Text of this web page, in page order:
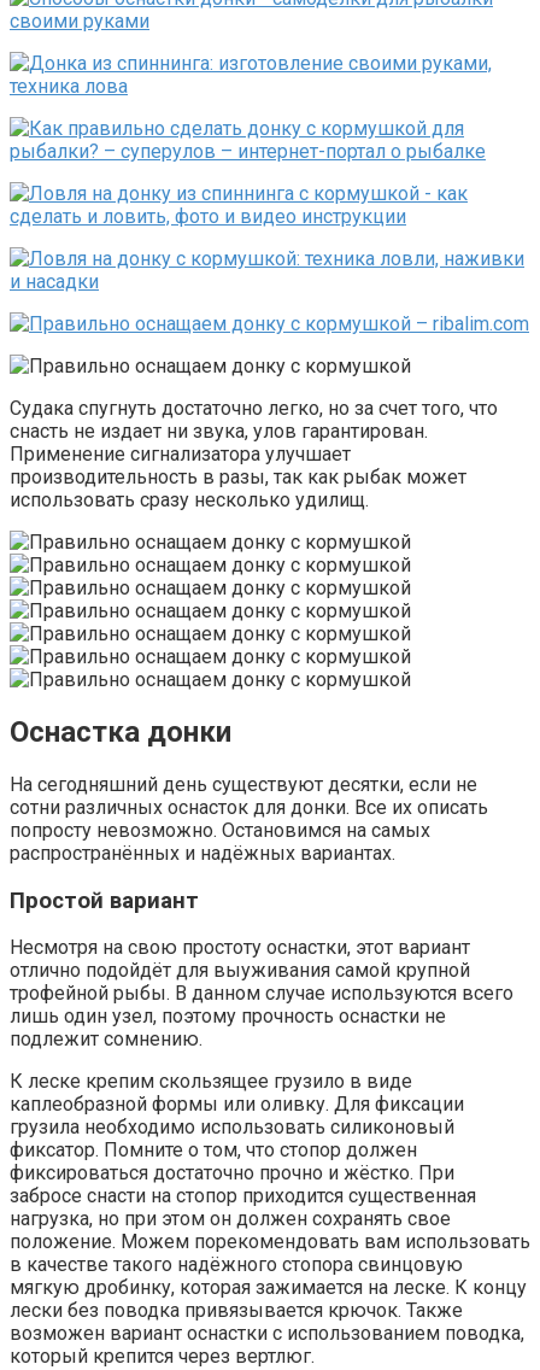
Судака спугнуть достаточно легко, но за счет того, что
снасть не издает ни звука, улов гарантирован.
Применение сигнализатора улучшает
производительность в разы, так как рыбак может
использовать сразу несколько удилищ.
Оснастка донки
На сегодняшний день существуют десятки, если не
сотни различных оснасток для донки. Все их описать
попросту невозможно. Остановимся на самых
распространённых и надёжных вариантах.
Простой вариант
Несмотря на свою простоту оснастки, этот вариант
отлично подойдёт для выуживания самой крупной
трофейной рыбы. В данном случае используются всего
лишь один узел, поэтому прочность оснастки не
подлежит сомнению.
К леске крепим скользящее грузило в виде
каплеобразной формы или оливку. Для фиксации
грузила необходимо использовать силиконовый
фиксатор. Помните о том, что стопор должен
фиксироваться достаточно прочно и жёстко. При
забросе снасти на стопор приходится существенная
нагрузка, но при этом он должен сохранять свое
положение. Можем порекомендовать вам использовать
в качестве такого надёжного стопора свинцовую
мягкую дробинку, которая зажимается на леске. К концу
лески без поводка привязывается крючок. Также
возможен вариант оснастки с использованием поводка,
который крепится через вертлюг.